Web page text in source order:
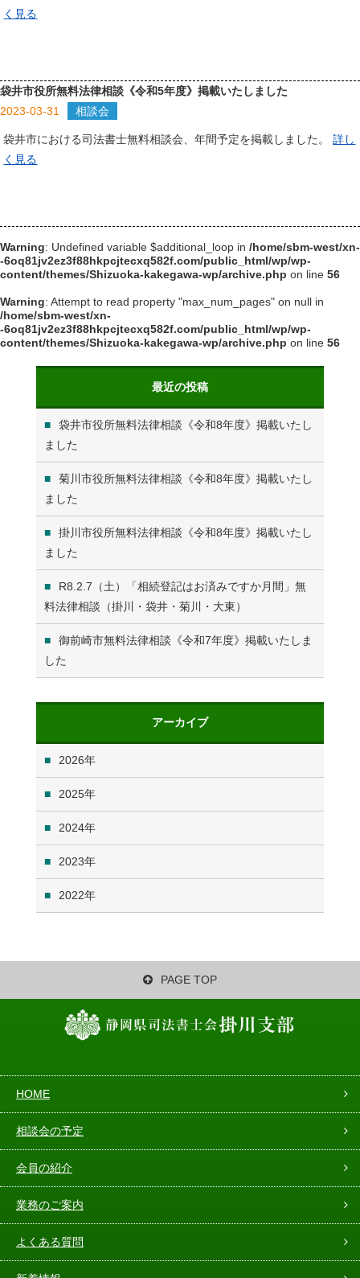
く見る
袋井市役所無料法律相談《令和5年度》掲載いたしました
2023-03-31
相談会
袋井市における司法書士無料相談会、年間予定を掲載しました。詳し
く見る
Warning: Undefined variable $additional_loop in /home/sbm-west/xn-
-6oq81jv2ez3f88hkpcjtecxq582f.com/public_html/wp/wp-
content/themes/Shizuoka-kakegawa-wp/archive.php on line 56
Warning: Attempt to read property "max_num_pages" on null in
/home/sbm-west/xn-
-6oq81jv2ez3f88hkpcjtecxq582f.com/public_html/wp/wp-
content/themes/Shizuoka-kakegawa-wp/archive.php on line 56
最近の投稿
袋井市役所無料法律相談《令和8年度》掲載いたし
ました
菊川市役所無料法律相談《令和8年度》掲載いたし
ました
掛川市役所無料法律相談《令和8年度》掲載いたし
ました
R8.2.7（土）「相続登記はお済みですか月間」無
料法律相談（掛川・袋井・菊川・大東）
御前崎市無料法律相談《令和7年度》掲載いたしま
した
アーカイブ
2026
2025
2024
2023
2022
PAGE TOP
HOME
相談会の予定
会員の紹介
業務のご案内
よくある質問